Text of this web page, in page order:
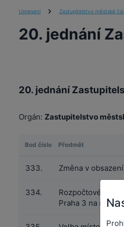
Usnesení Zastupitelstvo městské
20. jednání
20. jednání
Orgán: Zastupitelstvo
Bod číslo Předmět
333. Změna v
334.
Rozpočtové
Praha 3 na rok